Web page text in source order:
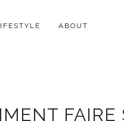
ABOUT
FAIRE